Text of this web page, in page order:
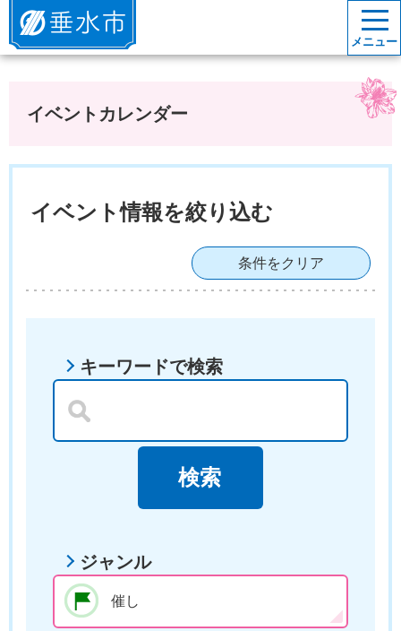
垂水市
メニュー
イベントカレンダー
イベント情報を絞り込む
条件をクリア
キーワードで検索
ジャンル
催し